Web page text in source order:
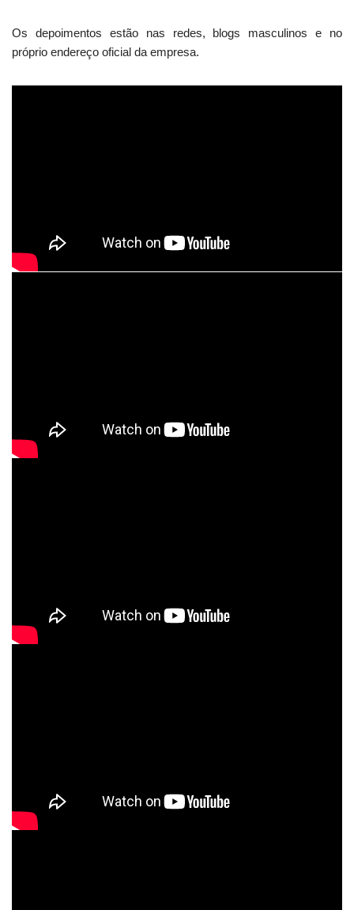
Os depoimentos estão nas redes, blogs masculinos e no
próprio endereço oficial da empresa.